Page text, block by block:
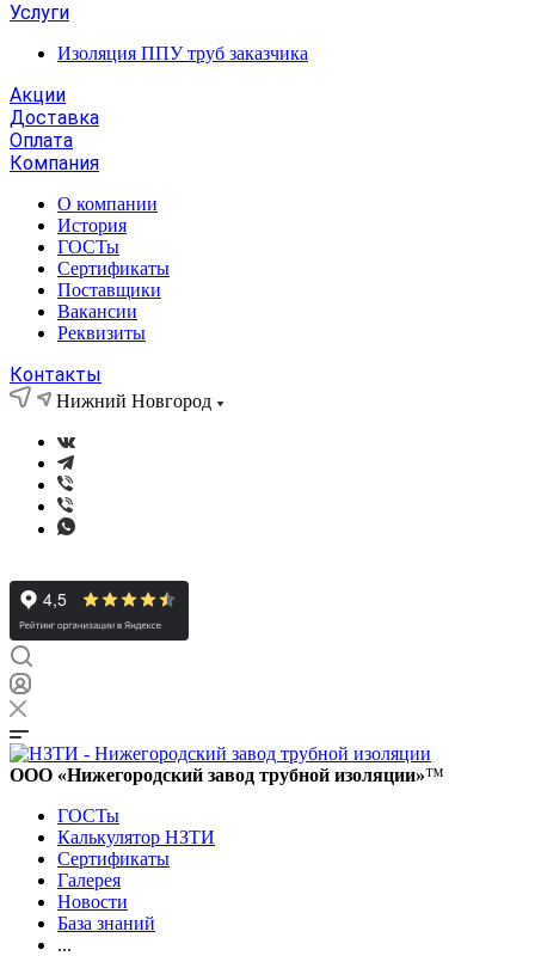
Услуги
Изоляция ППУ труб заказчика
Акции
Доставка
Оплата
Компания
О компании
История
ГОСТы
Сертификаты
Поставщики
Вакансии
Реквизиты
Контакты
Нижний Новгород
ООО «Нижегородский завод трубной изоляции»™
ГОСТы
Калькулятор НЗТИ
Сертификаты
Галерея
Новости
База знаний
...